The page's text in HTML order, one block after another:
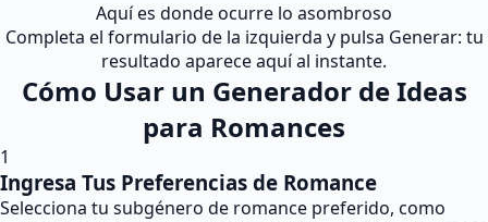
Aquí es donde ocurre lo asombroso
Completa el formulario de la izquierda y pulsa Generar: tu
resultado aparece aquí al instante.
Cómo Usar un Generador de Ideas
para Romances
1
Ingresa Tus Preferencias de Romance
Selecciona tu subgénero de romance preferido, como